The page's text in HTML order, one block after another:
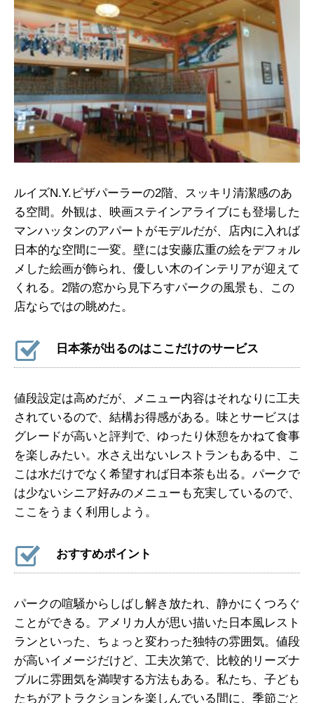
ルイズN.Y.ピザパーラーの2階、スッキリ清潔感のあ
る空間。外観は、映画ステインアライブにも登場した
マンハッタンのアパートがモデルだが、店内に入れば
日本的な空間に一変。壁には安藤広重の絵をデフォル
メした絵画が飾られ、優しい木のインテリアが迎えて
くれる。2階の窓から見下ろすパークの風景も、この
店ならではの眺めた。
日本茶が出るのはここだけのサービス
値段設定は高めだが、メニュー内容はそれなりに工夫
されているので、結構お得感がある。味とサービスは
グレードが高いと評判で、ゆったり休憩をかねて食事
を楽しみたい。水さえ出ないレストランもある中、こ
こは水だけでなく希望すれば日本茶も出る。パークで
は少ないシニア好みのメニューも充実しているので、
ここをうまく利用しよう。
おすすめポイント
パークの喧騒からしばし解き放たれ、静かにくつろぐ
ことができる。アメリカ人が思い描いた日本風レスト
ランといった、ちょっと変わった独特の雰囲気。値段
が高いイメージだけど、工夫次第で、比較的リーズナ
ブルに雰囲気を満喫する方法もある。私たち、子ども
たちがアトラクションを楽しんでいる間に、季節ごと